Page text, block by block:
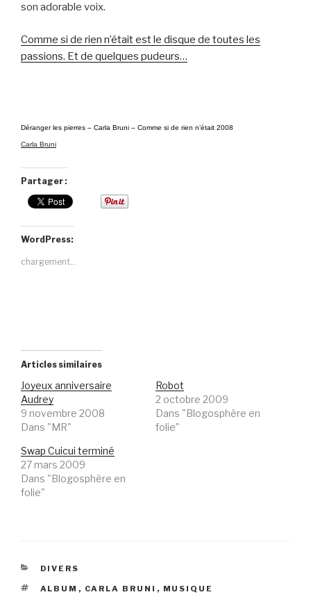
son adorable voix.
Comme si de rien n’était est le disque de toutes les
passions. Et de quelques pudeurs…
Déranger les pierres – Carla Bruni – Comme si de rien n’était 2008
Carla Bruni
Partager :
WordPress:
chargement…
Articles similaires
Joyeux anniversaire
Audrey
9 novembre 2008
Dans "MR"
Robot
2 octobre 2009
Dans "Blogosphère en
folie"
Swap Cuicui terminé
27 mars 2009
Dans "Blogosphère en
folie"
CATÉGORIES
DIVERS
ÉTIQUETTES
ALBUM , CARLA BRUNI , MUSIQUE